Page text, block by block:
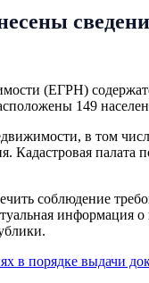
(ЕГРН)
149
в том
Кадастровая
соблюдение
информация
в порядке выдачи